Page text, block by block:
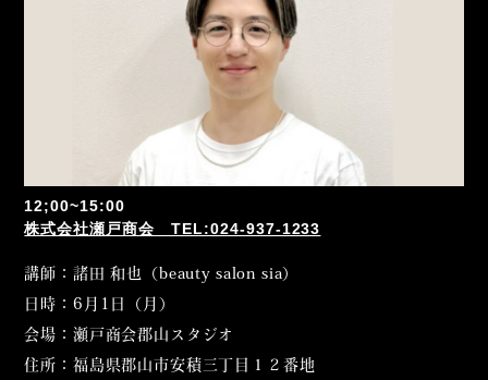
12;00~15:00
株式会社瀬戸商会 TEL:024-937-1233
講師：諸田 和也（beauty salon sia）
日時：6月1日（月）
会場：瀬戸商会郡山スタジオ
住所：福島県郡山市安積三丁目１２番地